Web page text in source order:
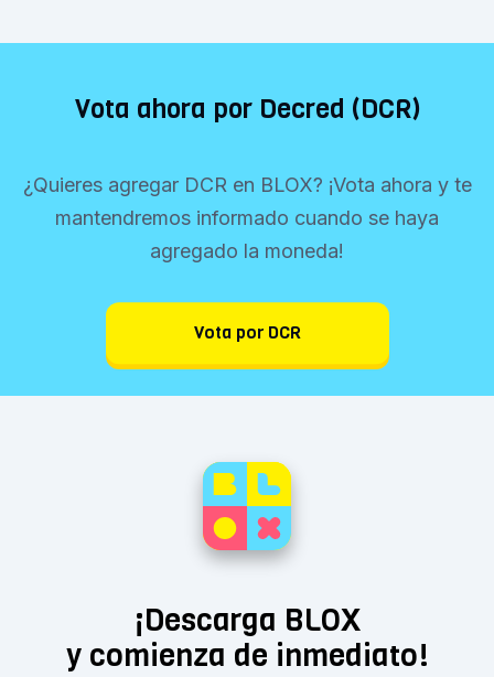
Vota ahora por Decred (DCR)
¿Quieres agregar DCR en BLOX? ¡Vota ahora y te
mantendremos informado cuando se haya
agregado la moneda!
Vota por DCR
¡Descarga BLOX
y comienza de inmediato!